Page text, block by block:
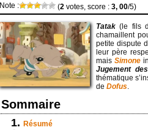
Note :
(2 votes, score : 3, 00/5)
Tatak (le fils
chamaillent
petite dispute
leur père
maisSimone
Jugement
thématique
de Dofus.
Sommaire
Résumé